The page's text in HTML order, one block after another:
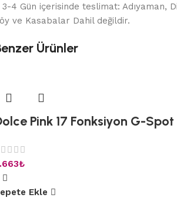
3-4 Gün içerisinde teslimat: Adıyaman,
ve Kasabalar Dahil değildir.
Ürünler
Pink 17 Fonksiyon G-
₺
Ekle